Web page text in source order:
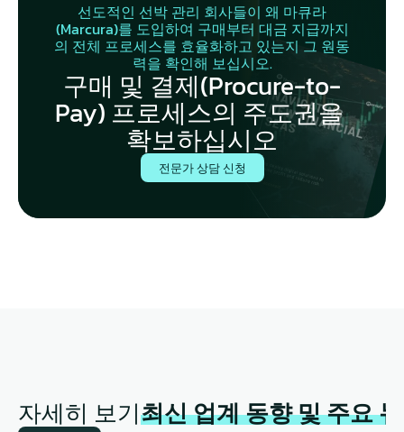
선도적인 선박 관리 회사들이 왜 마큐라
(Marcura)를 도입하여 구매부터 대금 지급까지
의 전체 프로세스를 효율화하고 있는지 그 원동
력을 확인해 보십시오.
구매 및 결제(Procure-to-
Pay) 프로세스의 주도권을
확보하십시오
전문가 상담 신청
자세히 보기최신 업계 동향 및 주요